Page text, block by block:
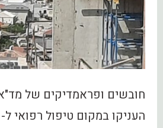
חובשים ופראמדיקים של